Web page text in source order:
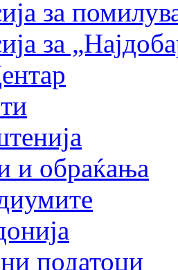
за
за
и обраќања
податоци